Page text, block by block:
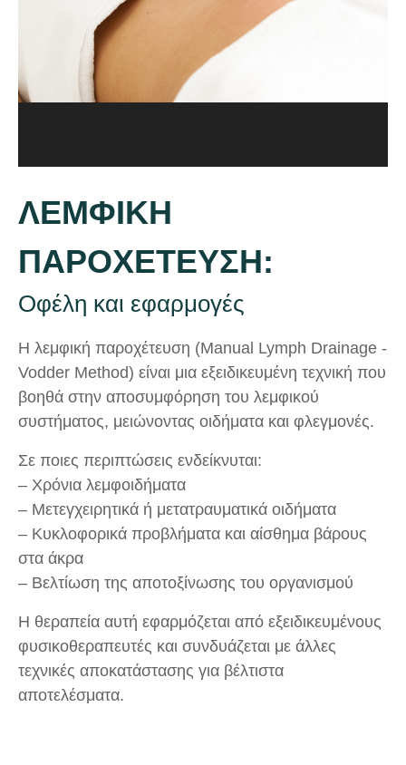
ΛΕΜΦΙΚΗ
ΠΑΡΟΧΕΤΕΥΣΗ:
Οφέλη και εφαρμογές
Η λεμφική παροχέτευση (Manual Lymph Drainage -
Vodder Method) είναι μια εξειδικευμένη τεχνική που
βοηθά στην αποσυμφόρηση του λεμφικού
συστήματος, μειώνοντας οιδήματα και φλεγμονές.
Σε ποιες περιπτώσεις ενδείκνυται:
– Χρόνια λεμφοιδήματα
– Μετεγχειρητικά ή μετατραυματικά οιδήματα
– Κυκλοφορικά προβλήματα και αίσθημα βάρους
στα άκρα
– Βελτίωση της αποτοξίνωσης του οργανισμού
Η θεραπεία αυτή εφαρμόζεται από εξειδικευμένους
φυσικοθεραπευτές και συνδυάζεται με άλλες
τεχνικές αποκατάστασης για βέλτιστα
αποτελέσματα.